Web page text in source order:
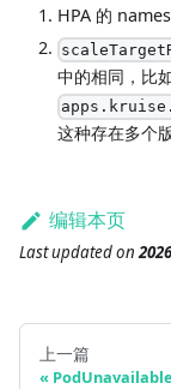
HPA 的
中的相同，比
这种存在多个
编辑本页
Last updatedon
上一篇